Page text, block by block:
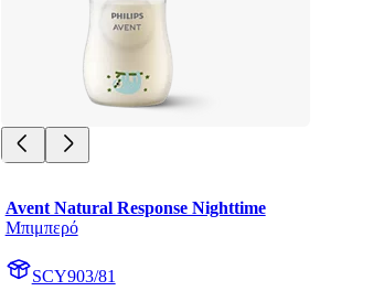
Avent Natural Response Nighttime
Μπιμπερό
SCY903/81